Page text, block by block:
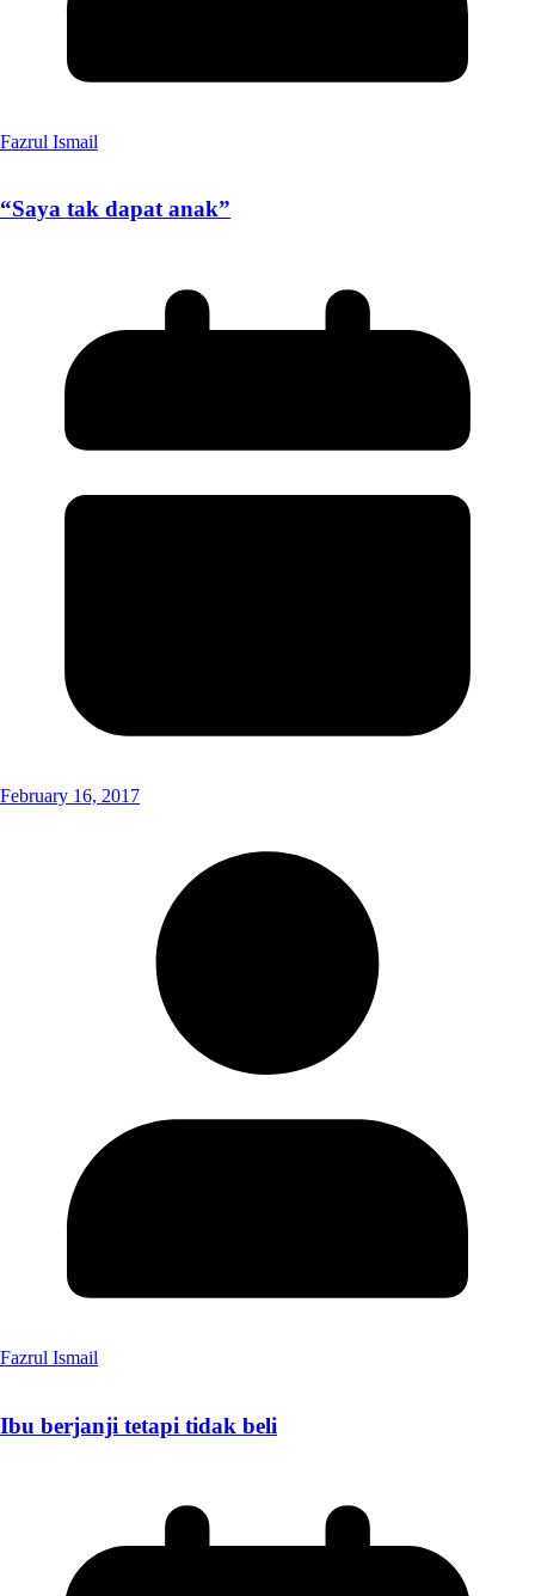
Fazrul Ismail
“Saya tak dapat anak”
February 16, 2017
Fazrul Ismail
Ibu berjanji tetapi tidak beli